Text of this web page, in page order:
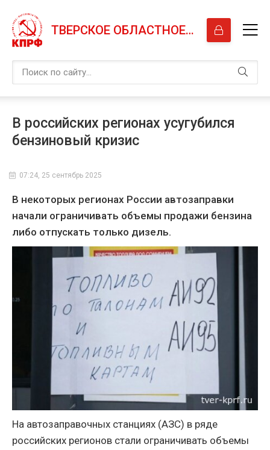
ТВЕРСКОЕ ОБЛАСТНОЕ ОТДЕЛЕНИЕ КПРФ
В российских регионах усугубился
бензиновый кризис
07:24, 25 сентябрь 2025
В некоторых регионах России автозаправки
начали ограничивать объемы продажи бензина
либо отпускать только дизель.
На автозаправочных станциях (АЗС) в ряде
российских регионов стали ограничивать объемы